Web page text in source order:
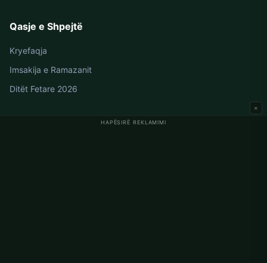
HAPËSIRË REKLAMIMI
×
Qasje e Shpejtë
Kryefaqja
Imsakija e Ramazanit
Ditët Fetare 2026
Oraret e Namazit në Gjermani